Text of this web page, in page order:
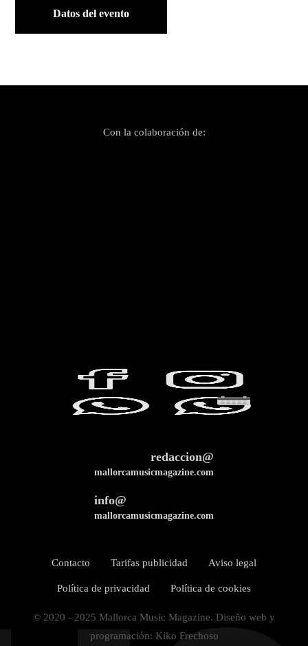
Datos del evento
Con la colaboración de:
redaccion@
mallorcamusicmagazine.com
info@
mallorcamusicmagazine.com
Contacto Tarifas publicidad Aviso legal
Política de privacidad Política de cookies
© 2020 - 2025 Mallorca Music Magazine. Diseño web y
programación: Kiko Frechoso